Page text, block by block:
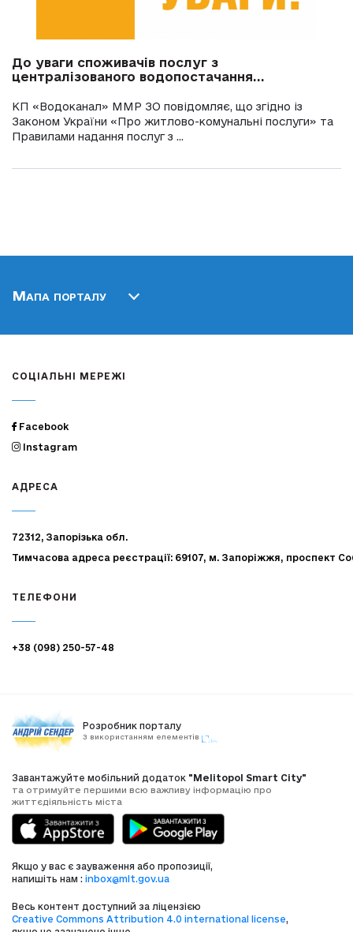
До уваги споживачів послуг з
централізованого водопостачання...
КП «Водоканал» ММР ЗО повідомляє, що згідно із
Законом України «Про житлово-комунальні послуги» та
Правилами надання послуг з ...
Мапа порталу
СОЦІАЛЬНІ МЕРЕЖІ
Facebook
Instagram
АДРЕСА
72312, Запорізька обл.
Тимчасова адреса реєстрації: 69107, м. Запоріжжя, проспект
ТЕЛЕФОНИ
+38 (098) 250-57-48
Розробник порталу
З використанням елементів
Завантажуйте мобільний додаток "Melitopol Smart City"
та отримуйте першими всю важливу інформацію про
життєдіяльність міста
Якщо у вас є зауваження або пропозиції,
напишіть нам : inbox@mlt.gov.ua
Весь контент доступний за ліцензією
Creative Commons Attribution 4.0 international license,